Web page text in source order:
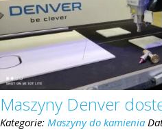
Maszyny Denver
Kategorie: Maszyny do kamienia